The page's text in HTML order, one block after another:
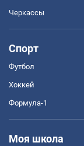
Черкассы
Спорт
Футбол
Хоккей
Формула-1
Моя школа